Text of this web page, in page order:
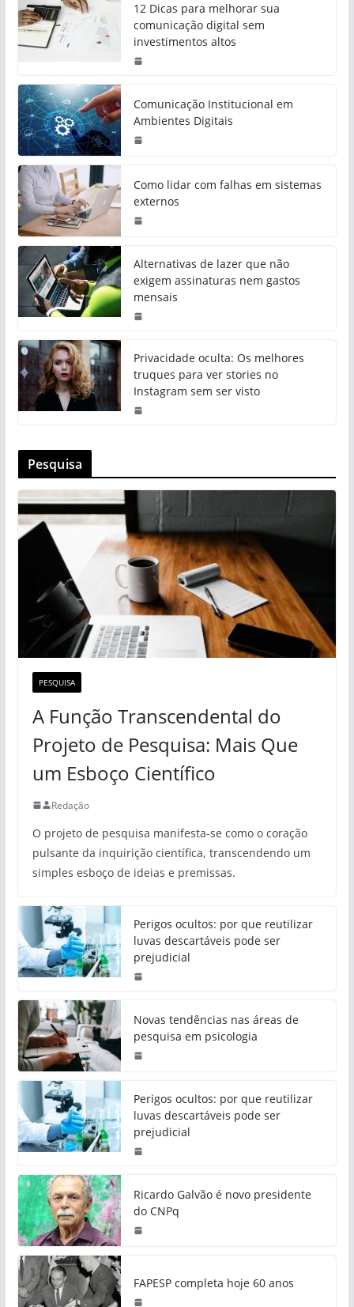
12 Dicas para melhorar sua
comunicação digital sem
investimentos altos
Comunicação Institucional em
Ambientes Digitais
Como lidar com falhas em sistemas
externos
Alternativas de lazer que não
exigem assinaturas nem gastos
mensais
Privacidade oculta: Os melhores
truques para ver stories no
Instagram sem ser visto
Pesquisa
PESQUISA
A Função Transcendental do
Projeto de Pesquisa: Mais Que
um Esboço Científico
Redação
O projeto de pesquisa manifesta-se como o coração
pulsante da inquirição científica, transcendendo um
simples esboço de ideias e premissas.
Perigos ocultos: por que reutilizar
luvas descartáveis pode ser
prejudicial
Novas tendências nas áreas de
pesquisa em psicologia
Perigos ocultos: por que reutilizar
luvas descartáveis pode ser
prejudicial
Ricardo Galvão é novo presidente
do CNPq
FAPESP completa hoje 60 anos